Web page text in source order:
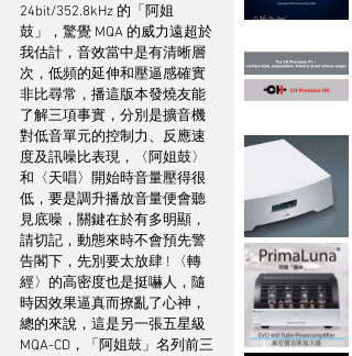
24bit/352.8kHz 的「阿姐
鼓」，驚覺 MQA 的威力遠超於
我估計，音效當中是有清晰層
次，低頻的延伸和壓逼感確實
非比尋常，播這版本發燒友能
了解三項事實，分別是擴音機
對低音單元的控制力、反應速
度及訊噪比表現，〈阿姐鼓〉
和〈天唱〉開始時音量壓得很
低，要是調升播放音量便會聽
見底噪，關鍵在於有多明顯，
請切記，動態來時不會預先警
告閣下，先別要太放肆 ! 〈轉
經〉的高密度也是挺嚇人，隨
時因效果逼真而撩亂了心神，
總的來說，這是另一張五星級
MQA-CD，「阿姐鼓」名列前三